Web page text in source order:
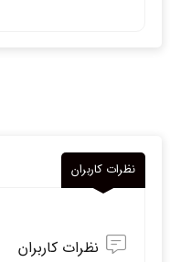
نظرات کاربران
نظرات کاربران